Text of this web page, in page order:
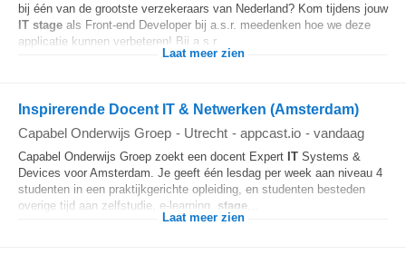
bij één van de grootste verzekeraars van Nederland? Kom tijdens jouw
IT stage als Front-end Developer bij a.s.r. meedenken hoe we deze
applicatie kunnen verbeteren! Bij a.s.r...
Laat meer zien
Inspirerende Docent IT & Netwerken (Amsterdam)
Capabel Onderwijs Groep - Utrecht - appcast.io - vandaag
Capabel Onderwijs Groep zoekt een docent Expert IT Systems &
Devices voor Amsterdam. Je geeft één lesdag per week aan niveau 4
studenten in een praktijkgerichte opleiding, en studenten besteden
overige tijd aan zelfstudie, e-learning, stage
Laat meer zien